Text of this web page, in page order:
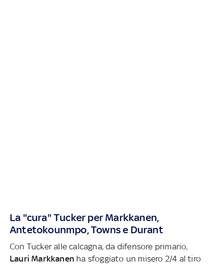
La "cura" Tucker per Markkanen,
Antetokounmpo, Towns e Durant
Con Tucker alle calcagna, da difensore primario,
Lauri Markkanen ha sfoggiato un misero 2/4 al tiro